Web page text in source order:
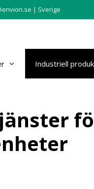
| Sverige
Industriell